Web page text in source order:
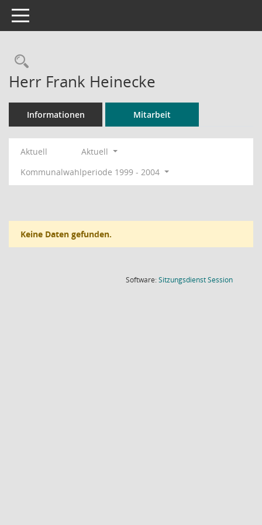
Toggle navigation
Rechercheauswahl
Herr Frank Heinecke
Informationen Mitarbeit
Aktuell
Aktuell
Kommunalwahlperiode 1999 - 2004
Keine Daten gefunden.
Software:SitzungsdienstSession(Wird in